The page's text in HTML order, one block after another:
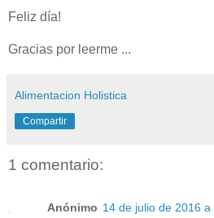
Feliz día!
Gracias por leerme ...
Alimentacion Holistica
Compartir
1 comentario:
Anónimo 14 de julio de 2016 a